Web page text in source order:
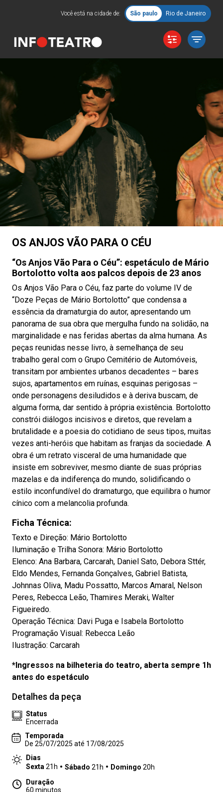
Você está na cidade de: São paulo Rio de Janeiro
OS ANJOS VÃO PARA O CÉU
“Os Anjos Vão Para o Céu”: espetáculo de Mário
Bortolotto volta aos palcos depois de 23 anos
Os Anjos Vão Para o Céu, faz parte do volume IV de
“Doze Peças de Mário Bortolotto” que condensa a
essência da dramaturgia do autor, apresentando um
panorama de sua obra que mergulha fundo na solidão, na
marginalidade e nas feridas abertas da alma humana. As
peças reunidas nesse livro, à semelhança de seu
trabalho geral com o Grupo Cemitério de Automóveis,
transitam por ambientes urbanos decadentes – bares
sujos, apartamentos em ruínas, esquinas perigosas –
onde personagens desiludidos e à deriva buscam, de
alguma forma, dar sentido à própria existência. Bortolotto
constrói diálogos incisivos e diretos, que revelam a
brutalidade e a poesia do cotidiano de seus tipos, muitas
vezes anti-heróis que habitam as franjas da sociedade. A
obra é um retrato visceral de uma humanidade que
insiste em sobreviver, mesmo diante de suas próprias
mazelas e da indiferença do mundo, solidificando o
estilo inconfundível do dramaturgo, que equilibra o humor
cínico com a melancolia profunda.
Ficha Técnica:
Texto e Direção: Mário Bortolotto
Iluminação e Trilha Sonora: Mário Bortolotto
Elenco: Ana Barbara, Carcarah, Daniel Sato, Debora Sttér,
Eldo Mendes, Fernanda Gonçalves, Gabriel Batista,
Johnnas Oliva, Madu Possatto, Marcos Amaral, Nelson
Peres, Rebecca Leão, Thamires Meraki, Walter
Figueiredo.
Operação Técnica: Davi Puga e Isabela Bortolotto
Programação Visual: Rebecca Leão
Ilustração: Carcarah
*Ingressos na bilheteria do teatro, aberta sempre 1h
antes do espetáculo
Detalhes da peça
Status
Encerrada
Temporada
De 25/07/2025 até 17/08/2025
Dias
Sexta 21h Sábado 21h Domingo 20h
Duração
60 minutos